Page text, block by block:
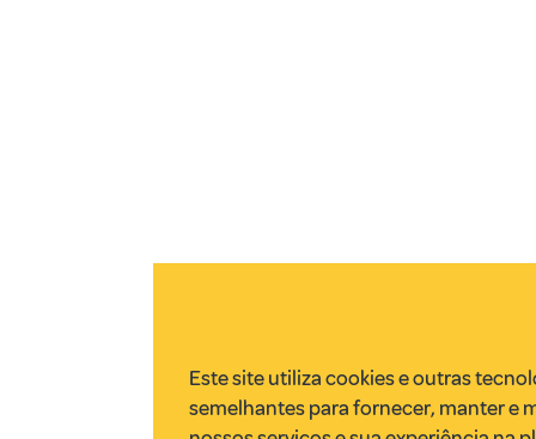
Este site utiliza cookies e outras
semelhantes para fornecer, manter e